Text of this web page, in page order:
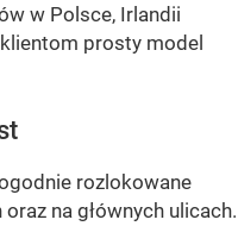
w Polsce, Irlandii
prosty model
rozlokowane
na głównych ulicach.